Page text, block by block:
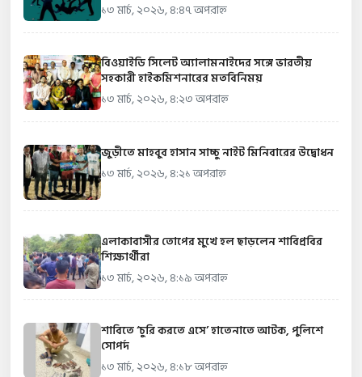
১৩ মার্চ, ২০২৬, ৪:৪৭ অপরাহ্ন
বিওয়াইডি সিলেট অ্যালামনাইদের সঙ্গে ভারতীয়
সহকারী হাইকমিশনারের মতবিনিময়
১৩ মার্চ, ২০২৬, ৪:২৩ অপরাহ্ন
জুড়ীতে মাহবুব হাসান সাচ্চু নাইট মিনিবারের উদ্বোধন
১৩ মার্চ, ২০২৬, ৪:২১ অপরাহ্ন
এলাকাবাসীর তোপের মুখে হল ছাড়লেন শাবিপ্রবির
শিক্ষার্থীরা
১৩ মার্চ, ২০২৬, ৪:১৯ অপরাহ্ন
শাবিতে ‘চুরি করতে এসে’ হাতেনাতে আটক, পুলিশে
সোপর্দ
১৩ মার্চ, ২০২৬, ৪:১৮ অপরাহ্ন